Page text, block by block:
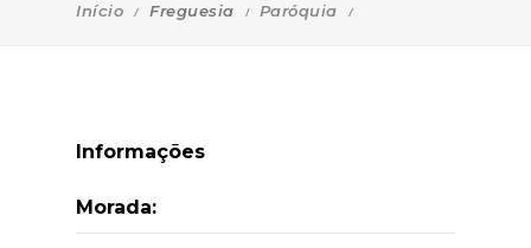
Início Freguesia Paróquia
Informações
Morada: